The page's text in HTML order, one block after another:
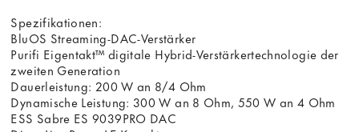
Spezifikationen:
BluOS Streaming-DAC-Verstärker
Purifi Eigentakt™ digitale Hybrid-Verstärkertechnologie der
zweiten Generation
Dauerleistung: 200 W an 8/4 Ohm
Dynamische Leistung: 300 W an 8 Ohm, 550 W an 4 Ohm
ESS Sabre ES 9039PRO DAC